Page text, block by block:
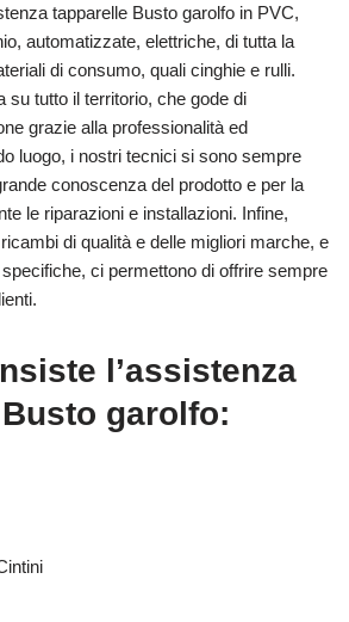
tapparelle Busto garolfo in PVC,
automatizzate, elettriche, di tutta la
di consumo, quali cinghie e rulli.
su tutto il territorio, che gode di
grazie alla professionalità ed
luogo, i nostri tecnici si sono sempre
conoscenza del prodotto e per la
le riparazioni e installazioni. Infine,
di qualità e delle migliori marche, e
ci permettono di offrire sempre
l’assistenza
garolfo: